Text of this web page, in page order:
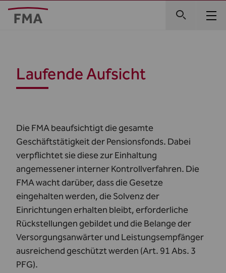
Laufende Aufsicht
Die FMA beaufsichtigt die gesamte
Geschäftstätigkeit der Pensionsfonds. Dabei
verpflichtet sie diese zur Einhaltung
angemessener interner Kontrollverfahren. Die
FMA wacht darüber, dass die Gesetze
eingehalten werden, die Solvenz der
Einrichtungen erhalten bleibt, erforderliche
Rückstellungen gebildet und die Belange der
Versorgungsanwärter und Leistungsempfänger
ausreichend geschützt werden (Art. 91 Abs. 3
PFG).